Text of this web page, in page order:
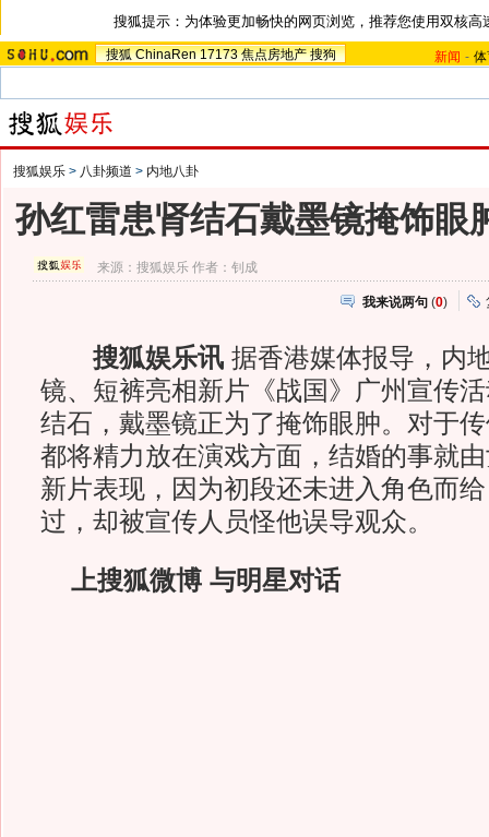
搜狐提示：为体验更加畅快的网页浏览，推荐您使用双核高
搜狐 ChinaRen 17173 焦点房地产 搜狗 新闻 -
搜狐娱乐 > 八卦频道 > 内地八卦
孙红雷患肾结石戴墨镜掩饰眼
来源：搜狐娱乐 作者：钊成
我来说两句 (0)
搜狐娱乐讯据香港媒体报导，内
镜、短裤亮相新片《战国》广州宣传
结石，戴墨镜正为了掩饰眼肿。对于
都将精力放在演戏方面，结婚的事就
新片表现，因为初段还未进入角色而
过，却被宣传人员怪他误导观众。
上搜狐微博 与明星对话